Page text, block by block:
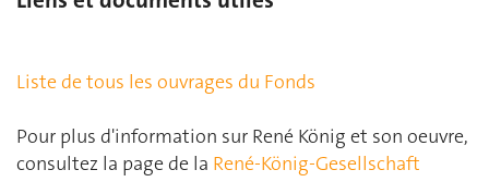
Liste de tous les ouvrages du Fonds
Pour plus d'information sur René König et son oeuvre,
consultez la page de la René-König-Gesellschaft